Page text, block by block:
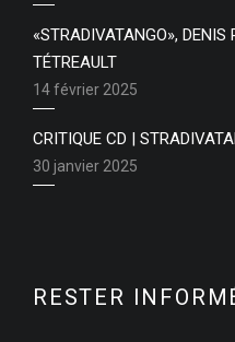
«STRADIVATANGO»,
TÉTREAULT
14 février 2025
CRITIQUE CD |
30 janvier 2025
RESTER